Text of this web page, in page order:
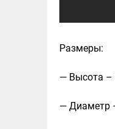
Размеры:
— Высота
— Диаметр